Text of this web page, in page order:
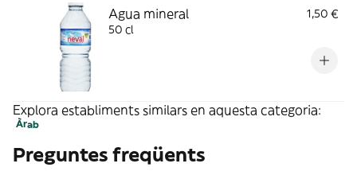
Agua mineral
1,50 €
50 cl
Explora establiments similars en aquesta categoria:
Àrab
Preguntes freqüents